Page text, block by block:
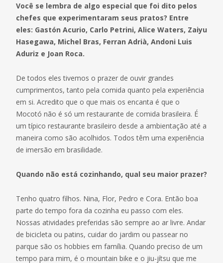
Você se lembra de algo especial que foi dito pelos
chefes que experimentaram seus pratos? Entre
eles: Gastón Acurio, Carlo Petrini, Alice Waters, Zaiyu
Hasegawa, Michel Bras, Ferran Adrià, Andoni Luis
Aduriz e Joan Roca.
De todos eles tivemos o prazer de ouvir grandes
cumprimentos, tanto pela comida quanto pela experiência
em si. Acredito que o que mais os encanta é que o
Mocotó não é só um restaurante de comida brasileira. É
um típico restaurante brasileiro desde a ambientação até a
maneira como são acolhidos. Todos têm uma experiência
de imersão em brasilidade.
Quando não está cozinhando, qual seu maior prazer?
Tenho quatro filhos. Nina, Flor, Pedro e Cora. Então boa
parte do tempo fora da cozinha eu passo com eles.
Nossas atividades preferidas são sempre ao ar livre. Andar
de bicicleta ou patins, cuidar do jardim ou passear no
parque são os hobbies em família. Quando preciso de um
tempo para mim, é o mountain bike e o jiu-jítsu que me